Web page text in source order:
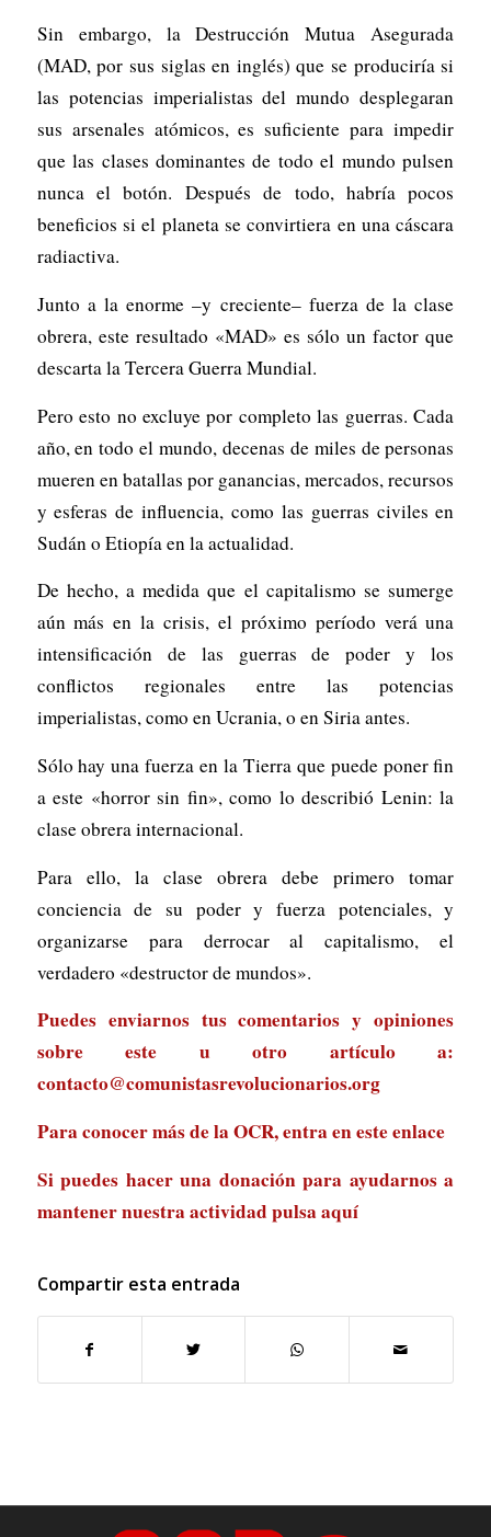
Sin embargo, la Destrucción Mutua Asegurada
(MAD, por sus siglas en inglés) que se produciría si
las potencias imperialistas del mundo desplegaran
sus arsenales atómicos, es suficiente para impedir
que las clases dominantes de todo el mundo pulsen
nunca el botón. Después de todo, habría pocos
beneficios si el planeta se convirtiera en una cáscara
radiactiva.
Junto a la enorme –y creciente– fuerza de la clase
obrera, este resultado «MAD» es sólo un factor que
descarta la Tercera Guerra Mundial.
Pero esto no excluye por completo las guerras. Cada
año, en todo el mundo, decenas de miles de personas
mueren en batallas por ganancias, mercados, recursos
y esferas de influencia, como las guerras civiles en
Sudán o Etiopía en la actualidad.
De hecho, a medida que el capitalismo se sumerge
aún más en la crisis, el próximo período verá una
intensificación de las guerras de poder y los
conflictos regionales entre las potencias
imperialistas, como en Ucrania, o en Siria antes.
Sólo hay una fuerza en la Tierra que puede poner fin
a este «horror sin fin», como lo describió Lenin: la
clase obrera internacional.
Para ello, la clase obrera debe primero tomar
conciencia de su poder y fuerza potenciales, y
organizarse para derrocar al capitalismo, el
verdadero «destructor de mundos».
Puedes enviarnos tus comentarios y opiniones
sobre este u otro artículo a:
contacto@comunistasrevolucionarios.org
Para conocer más de la OCR, entra eneste enlace
Si puedes hacer una donación para ayudarnos a
mantener nuestra actividad pulsa aquí
Compartir esta entrada